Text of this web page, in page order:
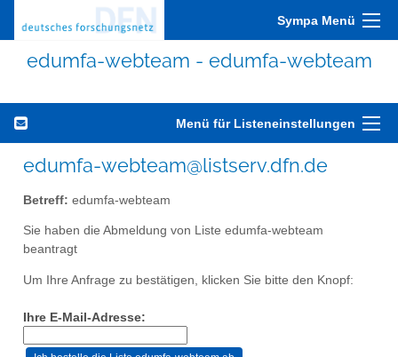
Sympa Menü
edumfa-webteam - edumfa-webteam
Menü für Listeneinstellungen
edumfa-webteam@listserv.dfn.de
Betreff: edumfa-webteam
Sie haben die Abmeldung von Liste edumfa-webteam
beantragt
Um Ihre Anfrage zu bestätigen, klicken Sie bitte den Knopf:
Ihre E-Mail-Adresse: